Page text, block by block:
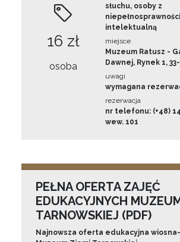
16 zł
osoba
słuchu, osoby z
intelektualną
miejsce
Muzeum Ratusz -
Dawnej, Rynek 1,
uwagi
wymagana
rezerwacja
nr telefonu: (+48)
wew. 101
PEŁNA OFERTA ZAJĘĆ
EDUKACYJNYCH
TARNOWSKIEJ (PDF)
Najnowsza oferta edukacyjna